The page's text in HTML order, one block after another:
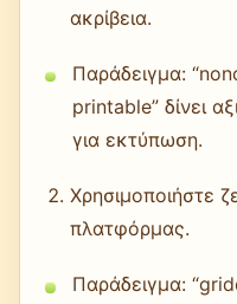
ακρίβεια.
Παράδειγμα:
printable” δίνει
για εκτύπωση.
Χρησιμοποιήστε
πλατφόρμας.
Παράδειγμα: